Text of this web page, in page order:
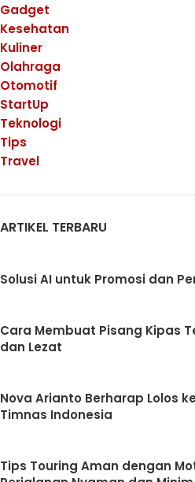
Gadget
Kesehatan
Kuliner
Olahraga
Otomotif
StartUp
Teknologi
Tips
Travel
ARTIKEL TERBARU
Solusi AI untuk Promosi dan
Cara Membuat Pisang Kipas
dan Lezat
Nova Arianto Berharap Lolos
Timnas Indonesia
Tips Touring Aman dengan